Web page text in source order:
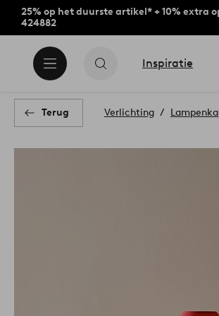
25% op het duurste artikel* + 10% extra
424882
Inspiratie
Terug Verlichting